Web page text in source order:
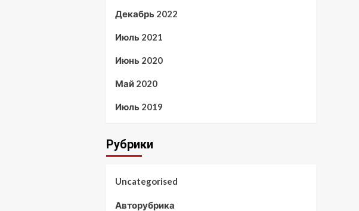
Декабрь 2022
Июль 2021
Июнь 2020
Май 2020
Июль 2019
Рубрики
Uncategorised
Авторубрика